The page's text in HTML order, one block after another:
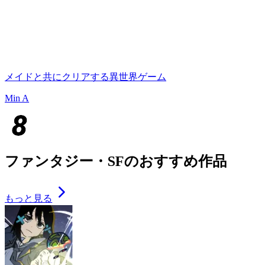
メイドと共にクリアする異世界ゲーム
Min A
ファンタジー・SFのおすすめ作品
もっと見る